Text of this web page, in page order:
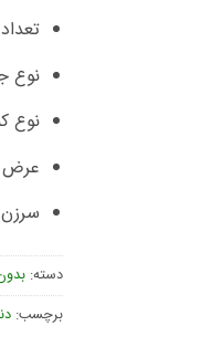
نوع
نوع
عرض
دسته:
برچسب: